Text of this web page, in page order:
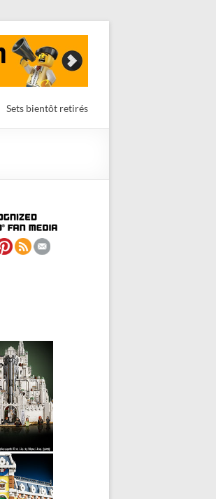
Sets bientôt retirés